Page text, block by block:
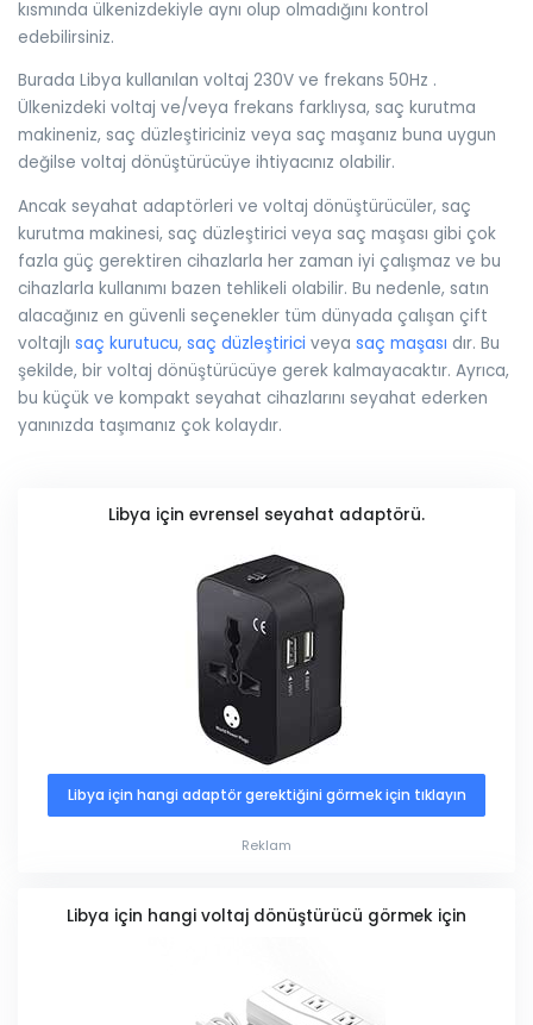
kısmında ülkenizdekiyle aynı olup olmadığını kontrol
edebilirsiniz.
Burada Libya kullanılan voltaj 230V ve frekans 50Hz .
Ülkenizdeki voltaj ve/veya frekans farklıysa, saç kurutma
makineniz, saç düzleştiriciniz veya saç maşanız buna uygun
değilse voltaj dönüştürücüye ihtiyacınız olabilir.
Ancak seyahat adaptörleri ve voltaj dönüştürücüler, saç
kurutma makinesi, saç düzleştirici veya saç maşası gibi çok
fazla güç gerektiren cihazlarla her zaman iyi çalışmaz ve bu
cihazlarla kullanımı bazen tehlikeli olabilir. Bu nedenle, satın
alacağınız en güvenli seçenekler tüm dünyada çalışan çift
voltajlı saç kurutucu, saç düzleştirici veya saç maşası dır. Bu
şekilde, bir voltaj dönüştürücüye gerek kalmayacaktır. Ayrıca,
bu küçük ve kompakt seyahat cihazlarını seyahat ederken
yanınızda taşımanız çok kolaydır.
Libya için evrensel seyahat adaptörü.
Libya için hangi adaptör gerektiğini görmek için tıklayın
Reklam
Libya için hangi voltaj dönüştürücü görmek için